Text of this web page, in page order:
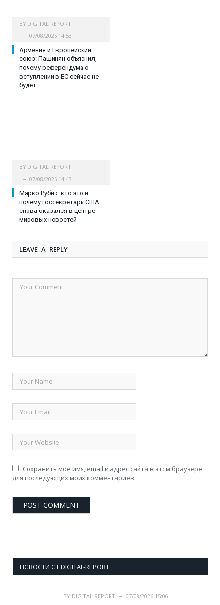
BY DIGITAL REPORT
07/08/2026 14:53
Армения и Европейский
союз: Пашинян объяснил,
почему референдума о
вступлении в ЕС сейчас не
будет
BY DIGITAL REPORT
07/08/2026 14:43
Марко Рубио: кто это и
почему госсекретарь США
снова оказался в центре
мировых новостей
LEAVE A REPLY
Сохранить моё имя, email и адрес сайта в этом браузере
для последующих моих комментариев.
НОВОСТИ ОТ DIGITAL-REPORT
BY DIGITAL REPORT
07/08/2026 15:06